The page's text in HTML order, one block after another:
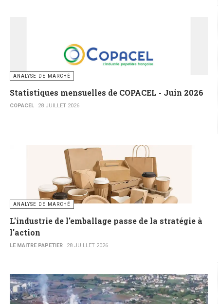
ANALYSE DE MARCHÉ
Statistiques mensuelles de COPACEL - Juin 2026
COPACEL 28 JUILLET 2026
ANALYSE DE MARCHÉ
L'industrie de l'emballage passe de la stratégie à
l'action
LE MAITRE PAPETIER 28 JUILLET 2026